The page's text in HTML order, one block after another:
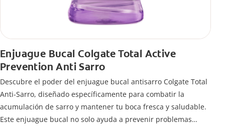
Enjuague Bucal Colgate Total Active
Prevention Anti Sarro
Descubre el poder del enjuague bucal antisarro Colgate Total
Anti-Sarro, diseñado específicamente para combatir la
acumulación de sarro y mantener tu boca fresca y saludable.
Este enjuague bucal no solo ayuda a prevenir problemas